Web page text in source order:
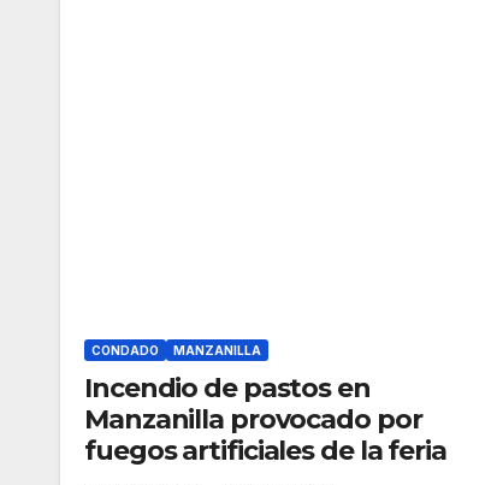
CONDADO MANZANILLA
Incendio de pastos en
Manzanilla provocado por
fuegos artificiales de la feria